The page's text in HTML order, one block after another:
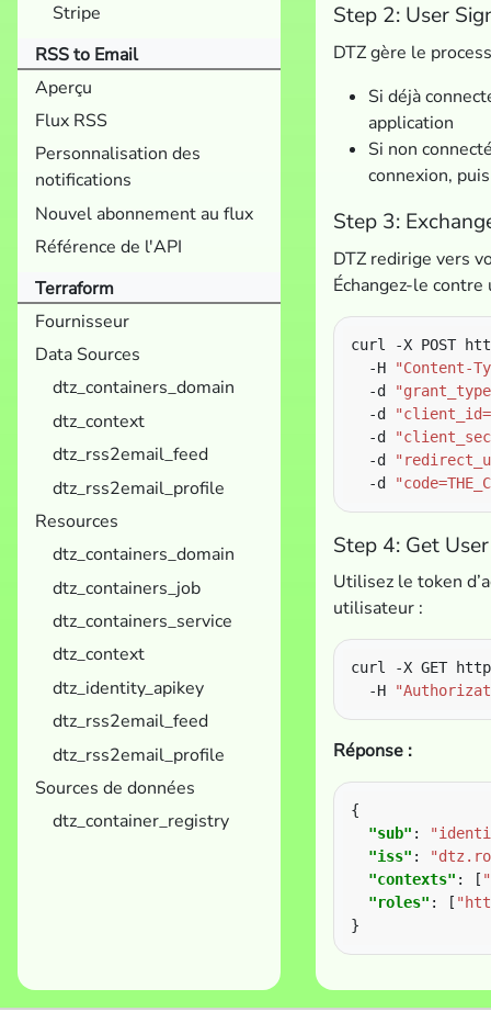
Stripe
RSS to Email
Aperçu
Flux RSS
Personnalisation des
notifications
Nouvel abonnement au flux
Référence de l'API
Terraform
Fournisseur
Data Sources
dtz_containers_domain
dtz_context
dtz_rss2email_feed
dtz_rss2email_profile
Resources
dtz_containers_domain
dtz_containers_job
dtz_containers_service
dtz_context
dtz_identity_apikey
dtz_rss2email_feed
dtz_rss2email_profile
Sources de données
dtz_container_registry
Step 2: User
DTZ gère le
Si déjà
application
Si non
connexion,
Step 3:
DTZ redirige vers
Échangez-le contre
curl -X POST
  -H
"Content-
  -d
  -d
  -d
  -d
  -d
Step 4: Get
Utilisez le token
utilisateur :
curl -X GET
  -H
Réponse :
"sub" :
"iss" :
"contexts" : [
"roles" : [